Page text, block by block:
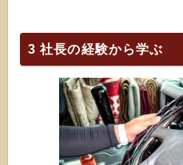
3 社長の経験から学ぶ